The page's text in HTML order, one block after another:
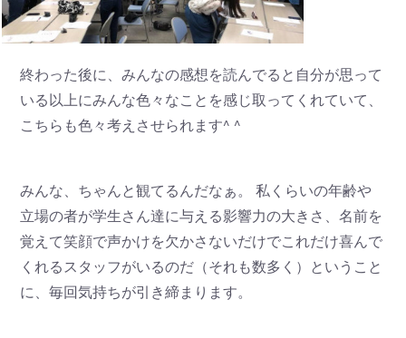
終わった後に、みんなの感想を読んでると自分が思って
いる以上にみんな色々なことを感じ取ってくれていて、
こちらも色々考えさせられます^ ^
みんな、ちゃんと観てるんだなぁ。 私くらいの年齢や
立場の者が学生さん達に与える影響力の大きさ、名前を
覚えて笑顔で声かけを欠かさないだけでこれだけ喜んで
くれるスタッフがいるのだ（それも数多く）ということ
に、毎回気持ちが引き締まります。